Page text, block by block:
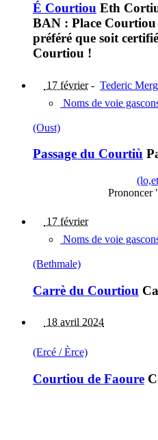
É Courtiou Eth
BAN : Place
préféré que soit
Courtiou !
17 février- Tederic
Noms de voie
(Oust)
Passage du Courtiù
Prononcer
17 février
Noms de voie
(Bethmale)
Carrè du Courtiou
18 avril 2024
(Ercé / Èrce)
Courtiou de Faoure